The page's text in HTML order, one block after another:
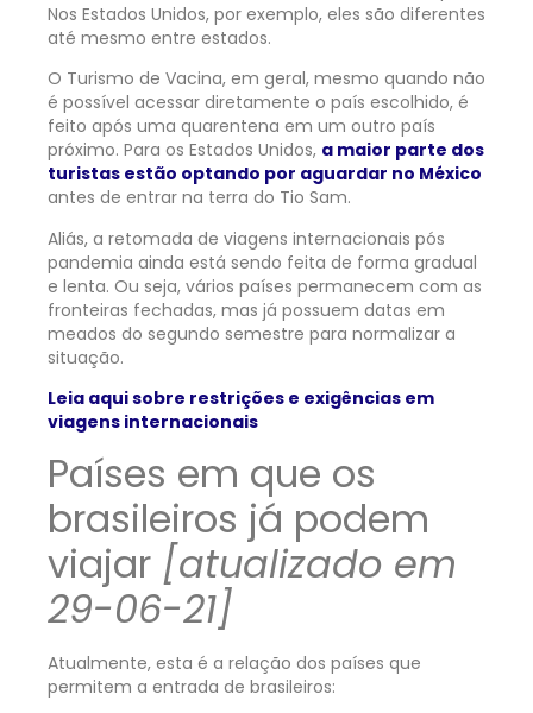
Nos Estados Unidos, por exemplo, eles são diferentes
até mesmo entre estados.
O Turismo de Vacina, em geral, mesmo quando não
é possível acessar diretamente o país escolhido, é
feito após uma quarentena em um outro país
próximo. Para os Estados Unidos, a maior parte dos
turistas estão optando por aguardar no México
antes de entrar na terra do Tio Sam.
Aliás, a retomada de viagens internacionais pós
pandemia ainda está sendo feita de forma gradual
e lenta. Ou seja, vários países permanecem com as
fronteiras fechadas, mas já possuem datas em
meados do segundo semestre para normalizar a
situação.
Leia aqui sobre restrições e exigências em
viagens internacionais
Países em que os
brasileiros já podem
viajar [atualizado em
29-06-21]
Atualmente, esta é a relação dos países que
permitem a entrada de brasileiros: